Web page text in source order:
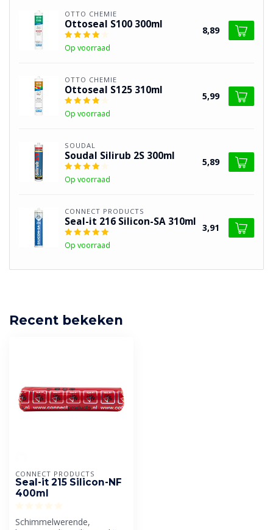
OTTO CHEMIE
Ottoseal S100 300ml
Op voorraad
8,89
OTTO CHEMIE
Ottoseal S125 310ml
Op voorraad
5,99
SOUDAL
Soudal Silirub 2S 300ml
Op voorraad
5,89
CONNECT PRODUCTS
Seal-it 216 Silicon-SA 310ml
Op voorraad
3,91
Recent bekeken
CONNECT PRODUCTS
Seal-it 215 Silicon-NF
400ml
Schimmelwerende,